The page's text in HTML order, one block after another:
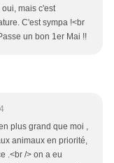
mais c'est
C'est sympa !<br
un bon 1er Mai !!
plus grand que moi ,
animaux en priorité,
.<br /> on a eu